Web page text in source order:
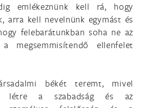
emlékeznünk kell rá, hogy
arra kell nevelnünk egymást és
felebarátunkban soha ne az
megsemmisítendő ellenfelet
békét teremt, mivel
létre a szabadság és az